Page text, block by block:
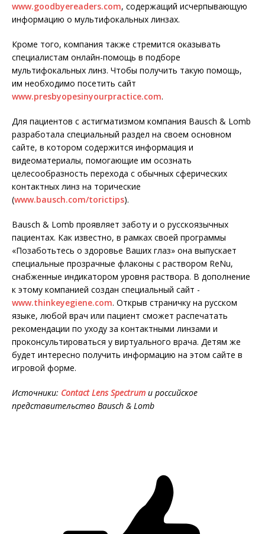
www.goodbyereaders.com, содержащий исчерпывающую
информацию о мультифокальных линзах.
Кроме того, компания также стремится оказывать
специалистам онлайн-помощь в подборе
мультифокальных линз. Чтобы получить такую помощь,
им необходимо посетить сайт
www.presbyopesinyourpractice.com.
Для пациентов с астигматизмом компания Bausch & Lomb
разработала специальный раздел на своем основном
сайте, в котором содержится информация и
видеоматериалы, помогающие им осознать
целесообразность перехода с обычных сферических
контактных линз на торические
(www.bausch.com/torictips).
Bausch & Lomb проявляет заботу и о русскоязычных
пациентах. Как известно, в рамках своей программы
«Позаботьтесь о здоровье Ваших глаз» она выпускает
специальные прозрачные флаконы с раствором ReNu,
снабженные индикатором уровня раствора. В дополнение
к этому компанией создан специальный сайт -
www.thinkeyegiene.com. Открыв страничку на русском
языке, любой врач или пациент сможет распечатать
рекомендации по уходу за контактными линзами и
проконсультироваться у виртуального врача. Детям же
будет интересно получить информацию на этом сайте в
игровой форме.
Источники: Contact Lens Spectrum и российское
представительство Bausch & Lomb